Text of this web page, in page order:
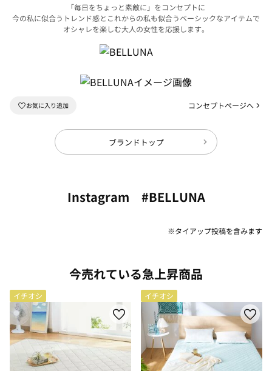
「毎日をちょっと素敵に」をコンセプトに
今の私に似合うトレンド感とこれからの私も似合うベーシックなアイテムで
オシャレを楽しむ大人の女性を応援します。
コンセプトページへ
ブランドトップ
Instagram #BELLUNA
※タイアップ投稿を含みます
今売れている急上昇商品
イチオシ イチオシ